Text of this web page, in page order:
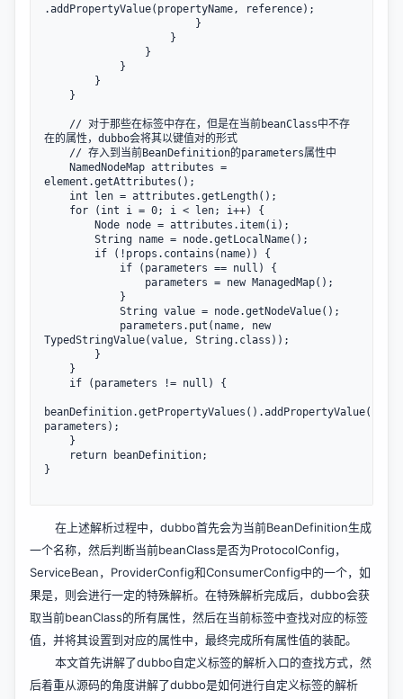
在上述解析过程中，dubbo首先会为当前BeanDefinition生成
一个名称，然后判断当前beanClass是否为ProtocolConfig，
ServiceBean，ProviderConfig和ConsumerConfig中的一个，如
果是，则会进行一定的特殊解析。在特殊解析完成后，dubbo会获
取当前beanClass的所有属性，然后在当前标签中查找对应的标签
值，并将其设置到对应的属性中，最终完成所有属性值的装配。
本文首先讲解了dubbo自定义标签的解析入口的查找方式，然
后着重从源码的角度讲解了dubbo是如何进行自定义标签的解析